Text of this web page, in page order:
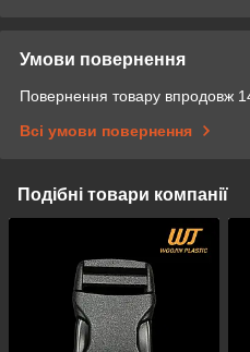
Умови повернення
Повернення товару впродовж
Всі умови повернення
Подібні товари компанії